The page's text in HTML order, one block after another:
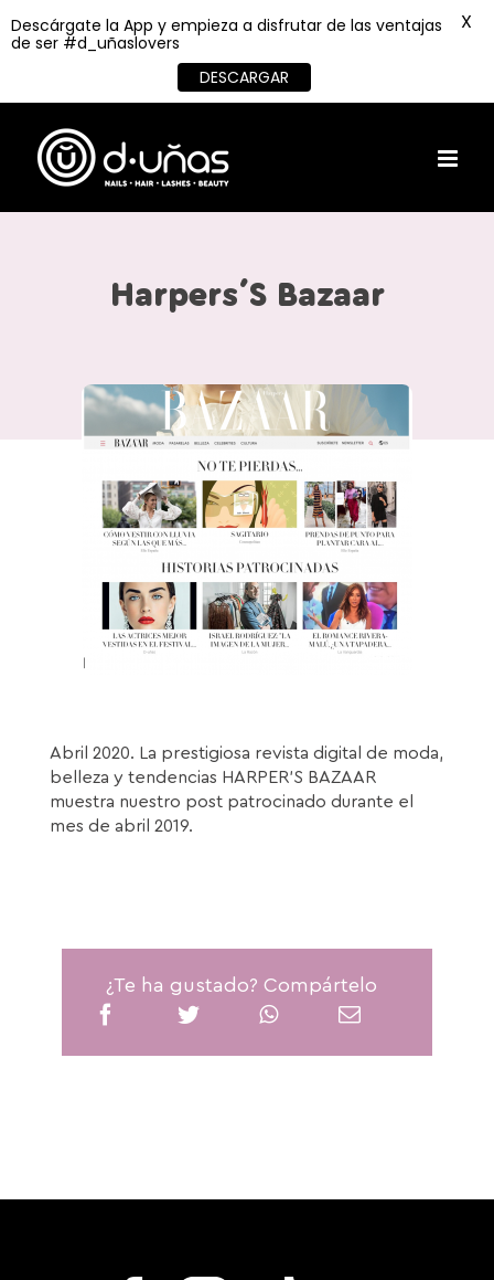
content
Harpers´S Bazaar
Abril 2020. La prestigiosa revista digital de moda,
belleza y tendencias HARPER’S BAZAAR
muestra nuestro post patrocinado durante el
mes de abril 2019.
¿Te ha gustado? Compártelo
Descárgate la App y empieza a disfrutar de las ventajas
de ser #d_uñaslovers
DESCARGAR
X